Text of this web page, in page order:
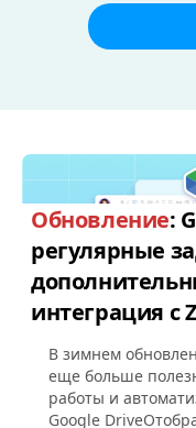
Обновление:
регулярные
интеграция с
В зимнем
еще больше
работы и
Google